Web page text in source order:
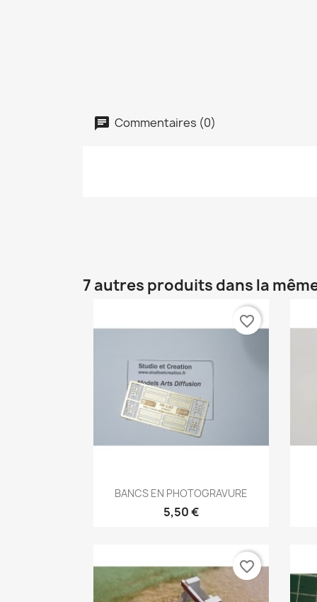
Commentaires (0)
7 autres produits dans la
Aperçu rapide
BANCS EN PHOTOGRAVURE
5,50 €
favorite_border
favorite_border